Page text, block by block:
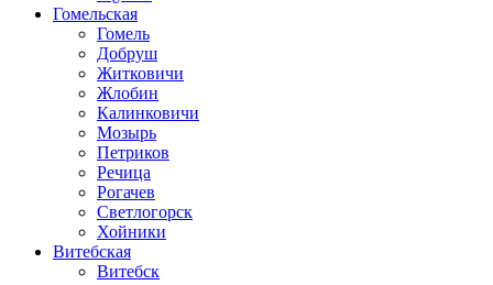
Гомельская
Гомель
Добруш
Житковичи
Жлобин
Калинковичи
Мозырь
Петриков
Речица
Рогачев
Светлогорск
Хойники
Витебская
Витебск